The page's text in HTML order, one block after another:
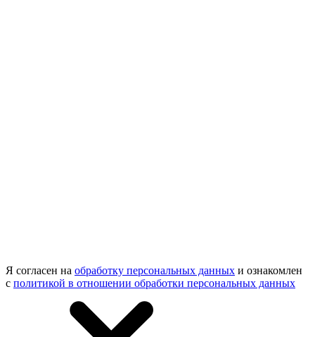
Я согласен на обработку персональных данных и ознакомлен
с политикой в отношении обработки персональных данных